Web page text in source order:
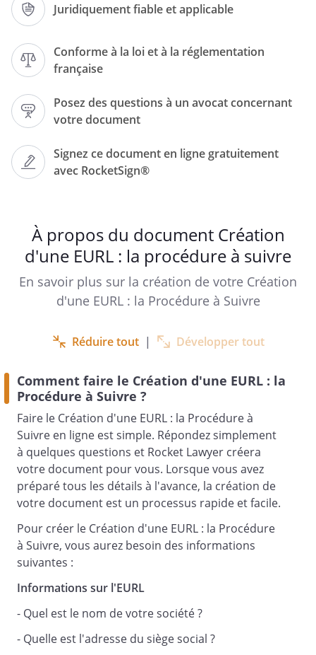
Juridiquement fiable et applicable
Conforme à la loi et à la réglementation
française
Posez des questions à un avocat concernant
votre document
Signez ce document en ligne gratuitement
avec RocketSign®
STATUTS EURL
demeurant
le
à
, de
nationalité
,
ci-après dénommé « l'associé unique »,
a établi ainsi qu'il suit les statuts d'une
À propos du document Création
d'une EURL : la procédure à suivre
En savoir plus sur la création de votre Création
d'une EURL : la Procédure à Suivre
Réduire tout | Développer tout
Comment faire le Création d'une EURL : la
Procédure à Suivre ?
Faire le Création d'une EURL : la Procédure à
Suivre en ligne est simple. Répondez simplement
à quelques questions et Rocket Lawyer créera
votre document pour vous. Lorsque vous avez
préparé tous les détails à l'avance, la création de
votre document est un processus rapide et facile.
Pour créer le Création d'une EURL : la Procédure
à Suivre, vous aurez besoin des informations
suivantes :
Informations sur l'EURL
- Quel est le nom de votre société ?
- Quelle est l'adresse du siège social ?